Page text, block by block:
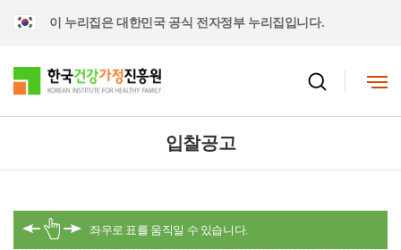
이 누리집은 대한민국 공식 전자정부 누리집입니다.
입찰공고